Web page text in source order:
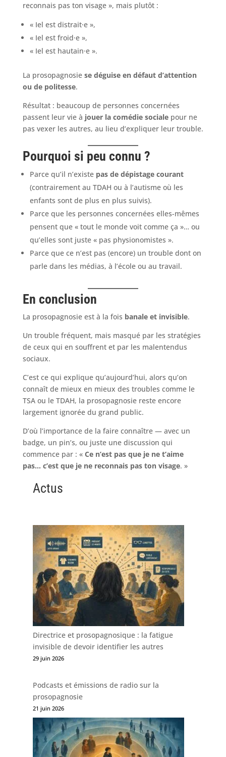
reconnais pas ton visage », mais plutôt :
« Iel est distrait·e »,
« Iel est froid·e »,
« Iel est hautain·e ».
La prosopagnosie se déguise en défaut d’attention
ou de politesse.
Résultat : beaucoup de personnes concernées
passent leur vie à jouer la comédie socialepour ne
pas vexer les autres, au lieu d’expliquer leur trouble.
Pourquoi si peu connu ?
Parce qu’il n’existe pas de dépistage courant
(contrairement au TDAH ou à l’autisme où les
enfants sont de plus en plus suivis).
Parce que les personnes concernées elles-mêmes
pensent que « tout le monde voit comme ça »… ou
qu’elles sont juste « pas physionomistes ».
Parce que ce n’est pas (encore) un trouble dont on
parle dans les médias, à l’école ou au travail.
En conclusion
La prosopagnosie est à la fois banale et invisible.
Un trouble fréquent, mais masqué par les stratégies
de ceux qui en souffrent et par les malentendus
sociaux.
C’est ce qui explique qu’aujourd’hui, alors qu’on
connaît de mieux en mieux des troubles comme le
TSA ou le TDAH, la prosopagnosie reste encore
largement ignorée du grand public.
D’où l’importance de la faire connaître — avec un
badge, un pin’s, ou juste une discussion qui
commence par : « Ce n’est pas que je ne t’aime
pas… c’est que je ne reconnais pas ton visage. »
Actus
Directrice et prosopagnosique : la fatigue
invisible de devoir identifier les autres
29 juin 2026
Podcasts et émissions de radio sur la
prosopagnosie
21 juin 2026